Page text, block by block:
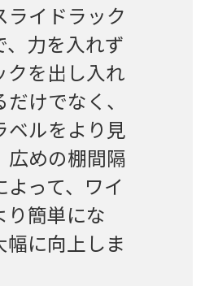
ライドラック
、力を入れず
クを出し入れ
けでなく、
ベルをより見
広めの棚間隔
って、ワイ
り簡単にな
幅に向上しま